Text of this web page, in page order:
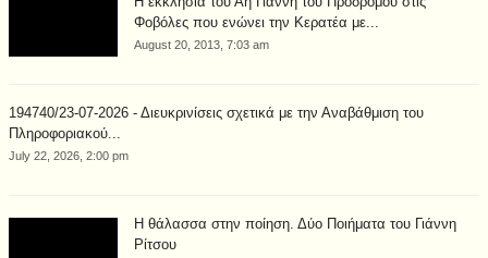
Φοβόλες που ενώνει την Κερατέα με...
August 20, 2013, 7:03 am
194740/23-07-2026 - Διευκρινίσεις σχετικά με την Αναβάθμιση του
Πληροφοριακού...
July 22, 2026, 2:00 pm
Η θάλασσα στην ποίηση. Δύο Ποιήματα του Γιάννη
Ρίτσου